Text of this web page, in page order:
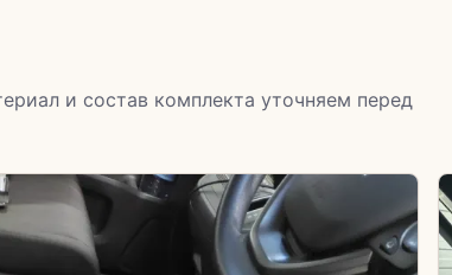
и состав комплекта уточняем перед
Цвет и кант
Цветовые решения и кант обсуждаем до